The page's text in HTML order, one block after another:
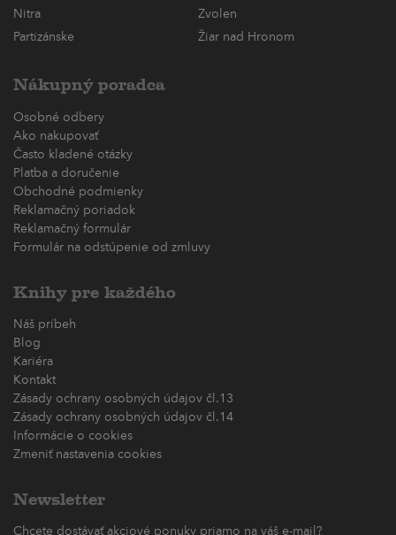
Nitra
Zvolen
Partizánske
Žiar nad Hronom
Nákupný poradca
Osobné odbery
Ako nakupovať
Často kladené otázky
Platba a doručenie
Obchodné podmienky
Reklamačný poriadok
Reklamačný formulár
Formulár na odstúpenie od zmluvy
Knihy pre každého
Náš príbeh
Blog
Kariéra
Kontakt
Zásady ochrany osobných údajov čl.13
Zásady ochrany osobných údajov čl.14
Informácie o cookies
Zmeniť nastavenia cookies
Newsletter
Chcete dostávať akciové ponuky priamo na váš e-mail?